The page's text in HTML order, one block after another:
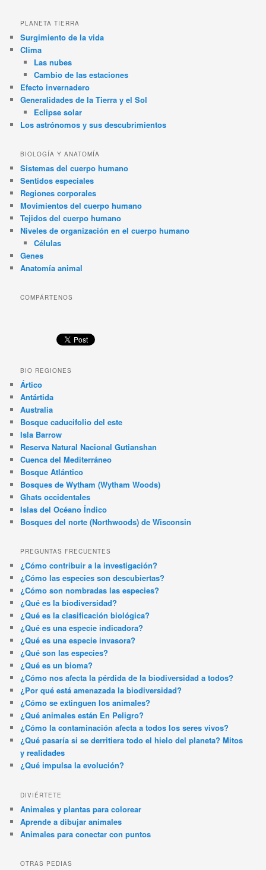
PLANETA TIERRA
Surgimiento de la vida
Clima
Las nubes
Cambio de las estaciones
Efecto invernadero
Generalidades de la Tierra y el Sol
Eclipse solar
Los astrónomos y sus descubrimientos
BIOLOGÍA Y ANATOMÍA
Sistemas del cuerpo humano
Sentidos especiales
Regiones corporales
Movimientos del cuerpo humano
Tejidos del cuerpo humano
Niveles de organización en el cuerpo humano
Células
Genes
Anatomía animal
COMPÁRTENOS
BIO REGIONES
Ártico
Antártida
Australia
Bosque caducifolio del este
Isla Barrow
Reserva Natural Nacional Gutianshan
Cuenca del Mediterráneo
Bosque Atlántico
Bosques de Wytham (Wytham Woods)
Ghats occidentales
Islas del Océano Índico
Bosques del norte (Northwoods) de Wisconsin
PREGUNTAS FRECUENTES
¿Cómo contribuir a la investigación?
¿Cómo las especies son descubiertas?
¿Cómo son nombradas las especies?
¿Qué es la biodiversidad?
¿Qué es la clasificación biológica?
¿Qué es una especie indicadora?
¿Qué es una especie invasora?
¿Qué son las especies?
¿Qué es un bioma?
¿Cómo nos afecta la pérdida de la biodiversidad a todos?
¿Por qué está amenazada la biodiversidad?
¿Cómo se extinguen los animales?
¿Qué animales están En Peligro?
¿Cómo la contaminación afecta a todos los seres vivos?
¿Qué pasaría si se derritiera todo el hielo del planeta? Mitos
y realidades
¿Qué impulsa la evolución?
DIVIÉRTETE
Animales y plantas para colorear
Aprende a dibujar animales
Animales para conectar con puntos
OTRAS PEDIAS